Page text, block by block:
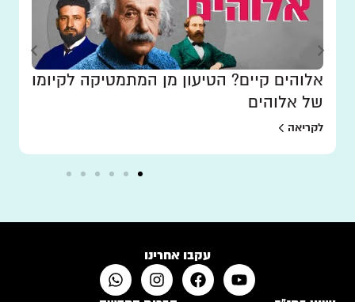
אלוהים קיים? הטיעון מן המתמטיקה לקיומו
של אלוהים
לקריאה
עקבו אחרינו